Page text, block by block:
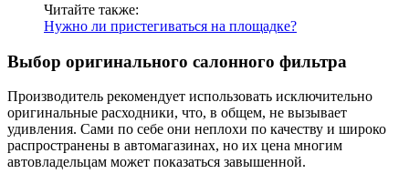
Читайте также:
Нужно ли пристегиваться на площадке?
Выбор оригинального салонного фильтра
Производитель рекомендует использовать исключительно
оригинальные расходники, что, в общем, не вызывает
удивления. Сами по себе они неплохи по качеству и широко
распространены в автомагазинах, но их цена многим
автовладельцам может показаться завышенной.